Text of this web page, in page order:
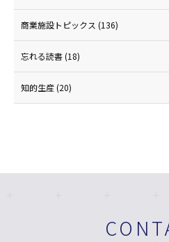
商業施設トピックス (136)
忘れる読書(18)
知的生産(20)